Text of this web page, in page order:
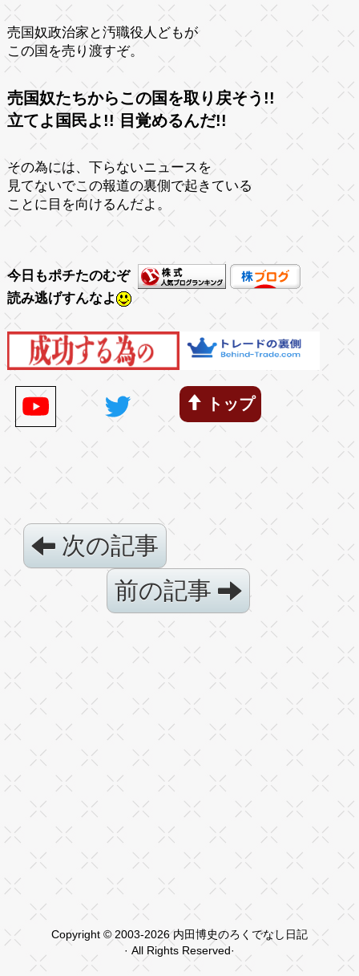
売国奴政治家と汚職役人どもが
この国を売り渡すぞ。
売国奴たちからこの国を取り戻そう!!
立てよ国民よ!! 目覚めるんだ!!
その為には、下らないニュースを
見てないでこの報道の裏側で起きている
ことに目を向けるんだよ。
今日もポチたのむぞ
読み逃げすんなよ
トップ
次の記事
前の記事
Copyright © 2003-2026 内田博史のろくでなし日記
· All Rights Reserved·